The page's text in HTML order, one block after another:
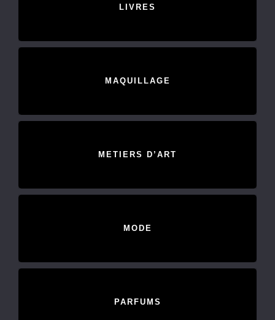
LIVRES
MAQUILLAGE
METIERS D’ART
MODE
PARFUMS